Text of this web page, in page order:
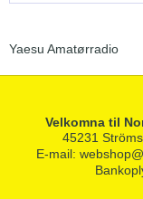
Yaesu Amatørradio
Velkomna til
45231
E-mail: